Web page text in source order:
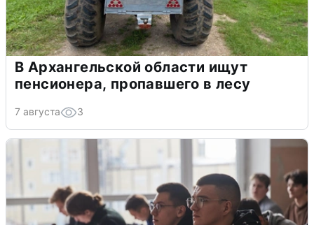
В Архангельской области ищут
пенсионера, пропавшего в лесу
7 августа 3